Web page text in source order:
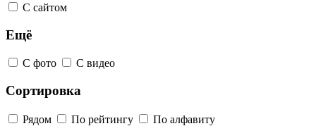
С сайтом
Ещё
С фото С видео
Сортировка
Рядом По рейтингу По алфавиту